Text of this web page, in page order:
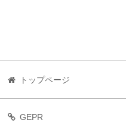
トップページ
GEPR